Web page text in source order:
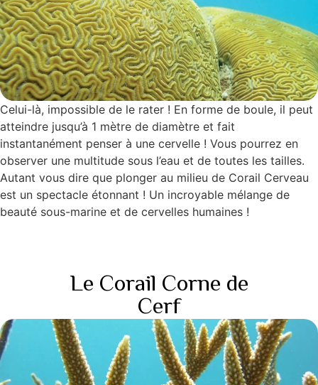
Celui-là, impossible de le rater ! En forme de boule, il peut
atteindre jusqu’à 1 mètre de diamètre et fait
instantanément penser à une cervelle ! Vous pourrez en
observer une multitude sous l’eau et de toutes les tailles.
Autant vous dire que plonger au milieu de Corail Cerveau
est un spectacle étonnant ! Un incroyable mélange de
beauté sous-marine et de cervelles humaines !
Le Corail Corne de
Cerf